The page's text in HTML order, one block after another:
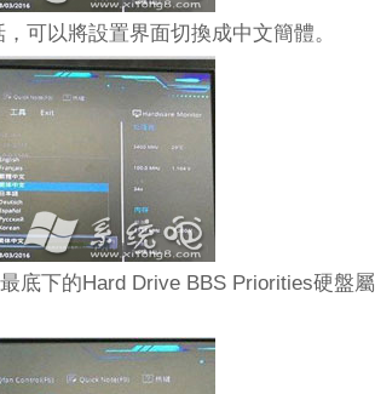
以將設置界面切換成中文簡體。
下的Hard Drive BBS Priorities硬盤屬